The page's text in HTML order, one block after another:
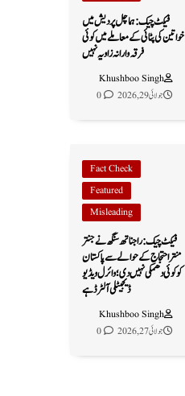
فیکٹ چیک: ہماچل پردیش میں
خواتین کی پٹائی کے معاملے میں کوئی
فرقہ وارانہ زاویہ نہیں
Khushboo Singh
جولائی 29, 2026
0
Fact Check
Featured
Misleading
فیکٹ چیک: راجناتھ سنگھ نے جنتر
منتر احتجاج کے حوالے سے پاکستان
کو کوئی دھمکی نہیں دی؛ وائرل ویڈیو
ڈیجیٹلی آلٹرڈ ہے
Khushboo Singh
جولائی 27, 2026
0